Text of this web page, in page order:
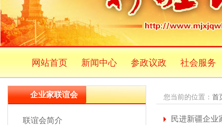
网站首页 新闻中心 参政议政 社会服务
企业家联谊会
联谊会简介
您当前的位置： 首
民进新疆企业